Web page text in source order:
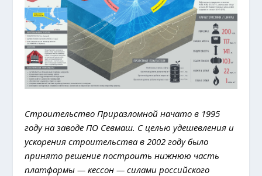
Строительство Приразломной начато в 1995
году на заводе ПО Севмаш. С целью удешевления и
ускорения строительства в 2002 году было
принято решение построить нижнюю часть
платформы — кессон — силами российского